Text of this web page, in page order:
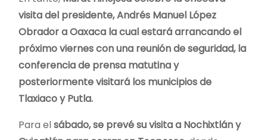
visita del presidente, Andrés Manuel López
Obrador a Oaxaca la cual estará arrancando el
próximo viernes con una reunión de seguridad, la
conferencia de prensa matutina y
posteriormente visitará los municipios de
Tlaxiaco y Putla.
Para elsábado, se prevé su visita a Nochixtlán y